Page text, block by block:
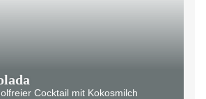
Cocktail mit Kokosmilch